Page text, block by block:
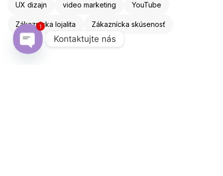
UX dizajn video marketing YouTube
Zákaznícka lojalita Zákaznícka skúsenosť
Kontaktujte nás
1